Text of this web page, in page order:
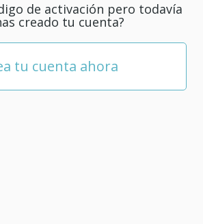
de activación pero todavía
creado tu cuenta?
tu cuenta ahora